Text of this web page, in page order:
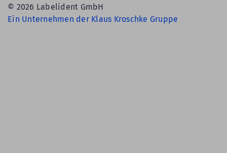
© 2026 Labelident GmbH
Ein Unternehmen der Klaus Kroschke Gruppe